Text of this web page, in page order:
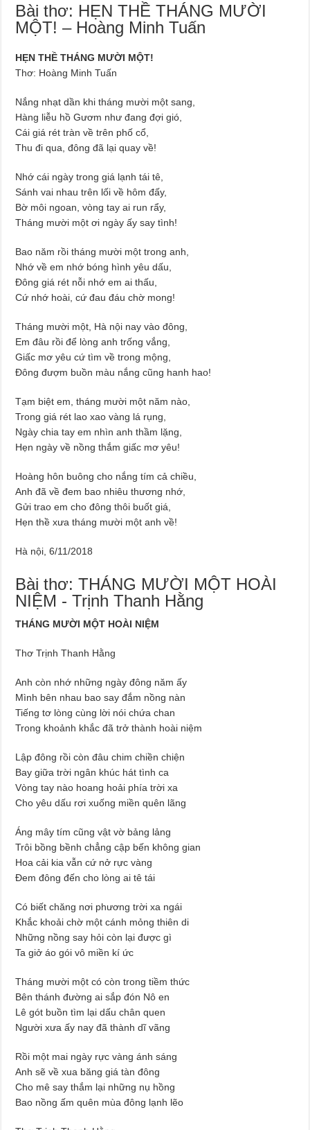
Bài thơ: HẸN THỀ THÁNG MƯỜI
MỘT! – Hoàng Minh Tuấn
HẸN THỀ THÁNG MƯỜI MỘT!
Thơ: Hoàng Minh Tuấn
Nắng nhạt dần khi tháng mười một sang,
Hàng liễu hồ Gươm như đang đợi gió,
Cái giá rét tràn về trên phố cổ,
Thu đi qua, đông đã lại quay về!
Nhớ cái ngày trong giá lạnh tái tê,
Sánh vai nhau trên lối về hôm đấy,
Bờ môi ngoan, vòng tay ai run rẩy,
Tháng mười một ơi ngày ấy say tình!
Bao năm rồi tháng mười một trong anh,
Nhớ về em nhớ bóng hình yêu dấu,
Đông giá rét nỗi nhớ em ai thấu,
Cứ nhớ hoài, cứ đau đáu chờ mong!
Tháng mười một, Hà nội nay vào đông,
Em đâu rồi để lòng anh trống vắng,
Giấc mơ yêu cứ tìm về trong mộng,
Đông đượm buồn màu nắng cũng hanh hao!
Tạm biệt em, tháng mười một năm nào,
Trong giá rét lao xao vàng lá rụng,
Ngày chia tay em nhìn anh thầm lặng,
Hẹn ngày về nồng thắm giấc mơ yêu!
Hoàng hôn buông cho nắng tím cả chiều,
Anh đã về đem bao nhiêu thương nhớ,
Gửi trao em cho đông thôi buốt giá,
Hẹn thề xưa tháng mười một anh về!
Hà nội, 6/11/2018
Bài thơ: THÁNG MƯỜI MỘT HOÀI
NIỆM - Trịnh Thanh Hằng
THÁNG MƯỜI MỘT HOÀI NIỆM
Thơ Trịnh Thanh Hằng
Anh còn nhớ những ngày đông năm ấy
Mình bên nhau bao say đắm nồng nàn
Tiếng tơ lòng cùng lời nói chứa chan
Trong khoảnh khắc đã trở thành hoài niệm
Lập đông rồi còn đâu chim chiền chiện
Bay giữa trời ngân khúc hát tình ca
Vòng tay nào hoang hoải phía trời xa
Cho yêu dấu rơi xuống miền quên lãng
Áng mây tím cũng vật vờ bảng lảng
Trôi bồng bềnh chẳng cập bến không gian
Hoa cải kia vẫn cứ nở rực vàng
Đem đông đến cho lòng ai tê tái
Có biết chăng nơi phương trời xa ngái
Khắc khoải chờ một cánh mỏng thiên di
Những nồng say hỏi còn lại được gì
Ta giở áo gói vô miền kí ức
Tháng mười một có còn trong tiềm thức
Bên thánh đường ai sắp đón Nô en
Lê gót buồn tìm lại dấu chân quen
Người xưa ấy nay đã thành dĩ vãng
Rồi một mai ngày rực vàng ánh sáng
Anh sẽ về xua băng giá tàn đông
Cho mê say thắm lại những nụ hồng
Bao nồng ấm quên mùa đông lạnh lẽo